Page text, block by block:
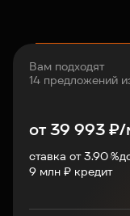
Вам подходят
14 предложений
от39 993₽/
ставка от 3.90 %
9 млн ₽ кредит